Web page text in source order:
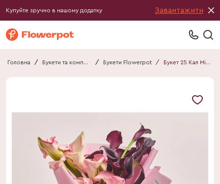
Купуйте зручно в нашому додатку Завантажити
Головна / Букети та композиції / Букети Flowerpot / Букет 25 Кал Мікс F710